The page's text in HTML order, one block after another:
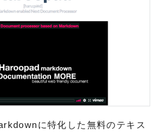
に特化した無料のテキス